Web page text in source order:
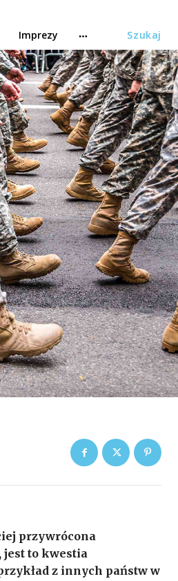
Szukaj
Imprezy
przywrócona
jest to kwestia
z innych państw w